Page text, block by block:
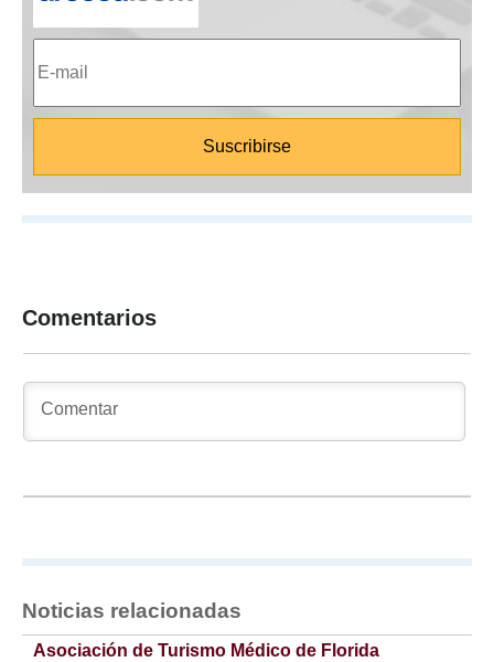
Comentarios
Noticias relacionadas
Asociación de Turismo Médico de Florida